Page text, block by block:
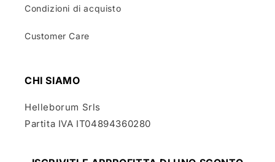
Condizioni di acquisto
Customer Care
CHI SIAMO
Helleborum Srls
Partita IVA IT04894360280